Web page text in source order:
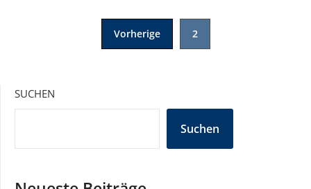
Seitennummerierung
Vorherige 2
SUCHEN
Suchen